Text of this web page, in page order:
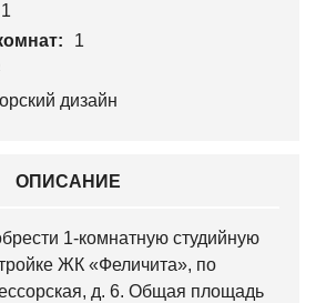
1
1
дизайн
ОПИСАНИЕ
1-комнатную студийную
ЖК «Феличита», по
д. 6. Общая площадь